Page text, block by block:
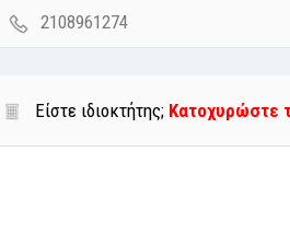
2108961274
Είστε ιδιοκτήτης; Κατοχυρώστε